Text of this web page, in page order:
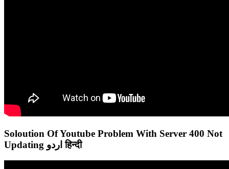
Soloution Of Youtube Problem With Server 400 Not
Updating اردو हिन्दी